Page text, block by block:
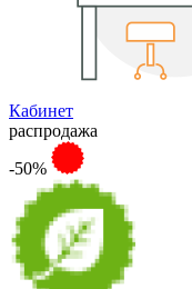
Кабинет
распродажа
-50%